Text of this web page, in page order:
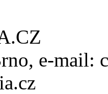
e-mail: